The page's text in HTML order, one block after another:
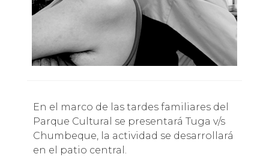
En el marco de las tardes familiares del
Parque Cultural se presentará Tuga v/s
Chumbeque, la actividad se desarrollará
en el patio central.